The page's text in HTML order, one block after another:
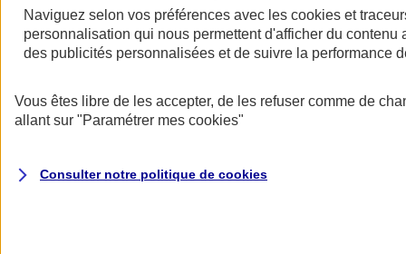
AXA Assurance
Naviguez selon vos préférences avec les cookies et
personnalisation qui nous permettent d'afficher du contenu
des publicités personnalisées et de suivre la performance
Vous êtes libre de les accepter, de les refuser comme de
allant sur "Paramétrer mes cookies"
Consulter notre politique de cookies